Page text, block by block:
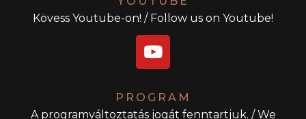
Kövess Youtube-on! / Follow us on Youtube!
PROGRAM
A programváltoztatás jogát fenntartjuk. / We